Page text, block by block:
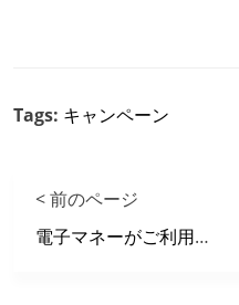
Tags: キャンペーン
< 前のページ
電子マネーがご利用いただけます。